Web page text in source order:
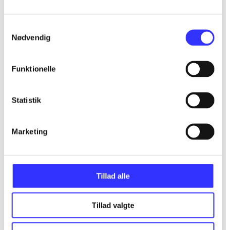
Nødvendig
Funktionelle
Statistik
Marketing
Tillad alle
Tillad valgte
Minder om